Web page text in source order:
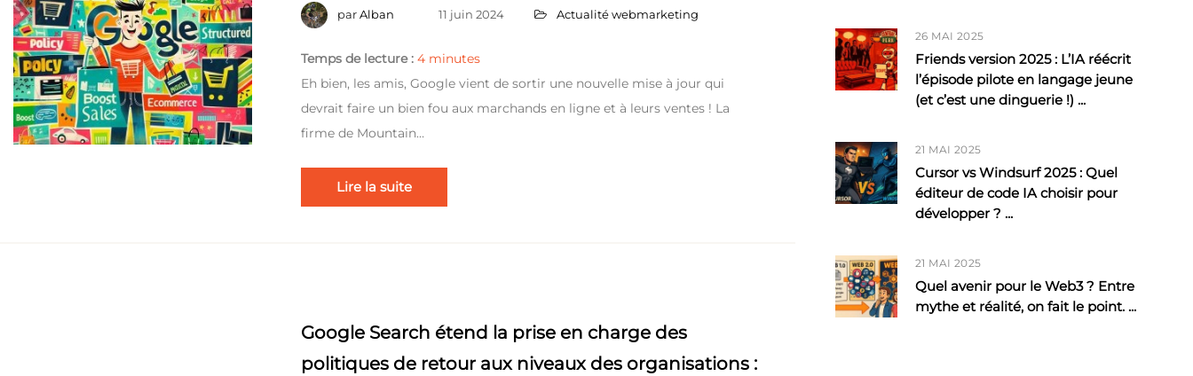
parAlban 11 juin 2024 Actualité webmarketing
Temps de lecture : 4 minutes
Eh bien, les amis, Google vient de sortir une nouvelle mise à jour qui
devrait faire un bien fou aux marchands en ligne et à leurs ventes ! La
firme de Mountain…
Lire la suite
Google Search étend la prise en charge des
politiques de retour aux niveaux des organisations :
26 MAI 2025
Friends version 2025 : L’IA réécrit
l’épisode pilote en langage jeune
(et c’est une dinguerie !) ...
21 MAI 2025
Cursor vs Windsurf 2025 : Quel
éditeur de code IA choisir pour
développer ? ...
21 MAI 2025
Quel avenir pour le Web3 ? Entre
mythe et réalité, on fait le point. ...